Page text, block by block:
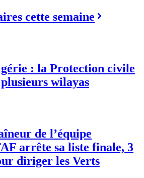
cette semaine
: la Protection civile
wilayas
de l’équipe
arrête sa liste finale, 3
diriger les Verts